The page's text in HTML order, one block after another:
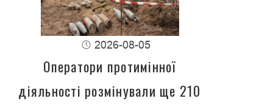
2026-08-05
Оператори протимінної
діяльності розмінували ще 210